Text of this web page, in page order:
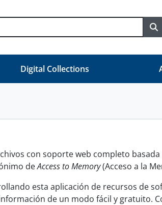
Digital Collections
con soporte web completo
deAccess to Memory(Acceso a la
esta aplicación de recursos de
de un modo fácil y gratuito.